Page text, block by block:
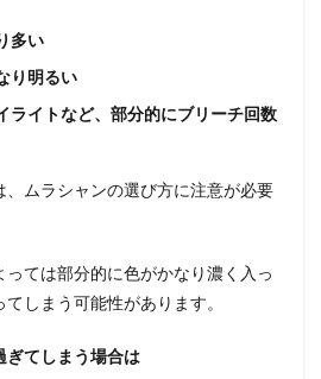
多い
り明るい
ライトなど、部分的にブリーチ回数
、ムラシャンの選び方に注意が必要
ては部分的に色がかなり濃く入っ
しまう可能性があります。
ぎてしまう場合は